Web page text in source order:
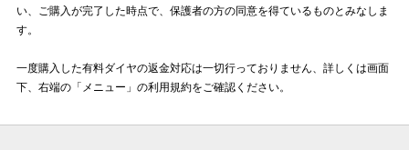
い、ご購入が完了した時点で、保護者の方の同意を得ているものとみなしま
す。
一度購入した有料ダイヤの返金対応は一切行っておりません、詳しくは画面
下、右端の「メニュー」の利用規約をご確認ください。